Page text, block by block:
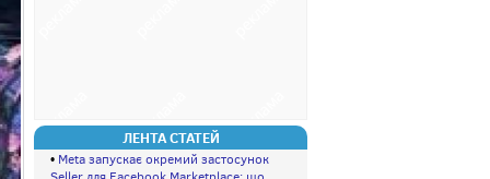
ЛЕНТА СТАТЕЙ
• Meta запускає окремий застосунок